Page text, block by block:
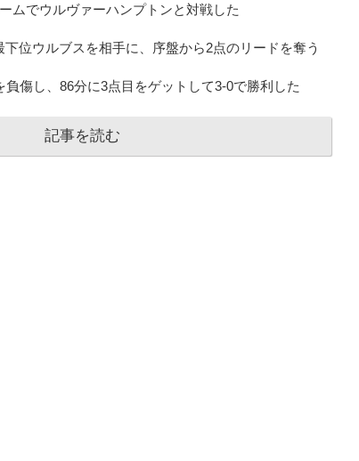
ムでウルヴァーハンプトンと対戦した
位ウルブスを相手に、序盤から2点のリードを奪う
負傷し、86分に3点目をゲットして3-0で勝利した
記事を読む